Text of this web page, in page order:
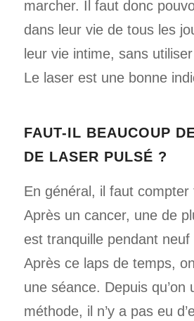
marcher. Il faut donc
dans leur vie de tous les
leur vie intime, sans
Le laser est une bonne
FAUT-IL BEAUCOUP
DE LASER PULSÉ ?
En général, il faut compter
Après un cancer, une de
est tranquille pendant
Après ce laps de temps,
une séance. Depuis qu’on
méthode, il n’y a pas eu